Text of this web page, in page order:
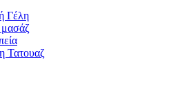
Γέλη
Τατουαζ